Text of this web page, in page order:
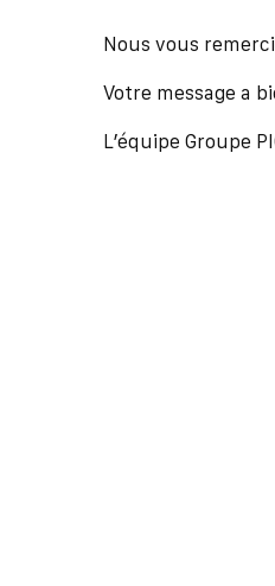
Nous vous
Votre message a
L’équipe Groupe